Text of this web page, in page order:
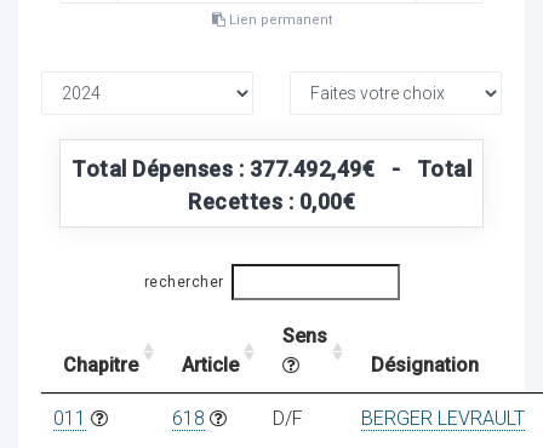
Lien permanent
Total Dépenses : 377.492,49€ - Total
Recettes : 0,00€
rechercher
Chapitre Article
Sens
Désignation
011 618 D/F BERGER LEVRAULT